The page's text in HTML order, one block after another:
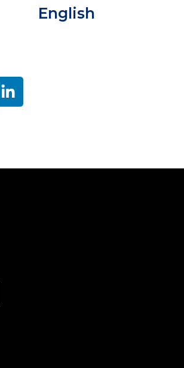
English